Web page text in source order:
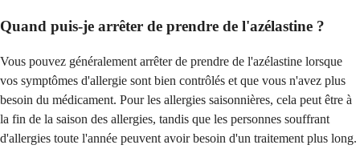
Quand puis-je arrêter de prendre de l'azélastine ?
Vous pouvez généralement arrêter de prendre de l'azélastine lorsque
vos symptômes d'allergie sont bien contrôlés et que vous n'avez plus
besoin du médicament. Pour les allergies saisonnières, cela peut être à
la fin de la saison des allergies, tandis que les personnes souffrant
d'allergies toute l'année peuvent avoir besoin d'un traitement plus long.